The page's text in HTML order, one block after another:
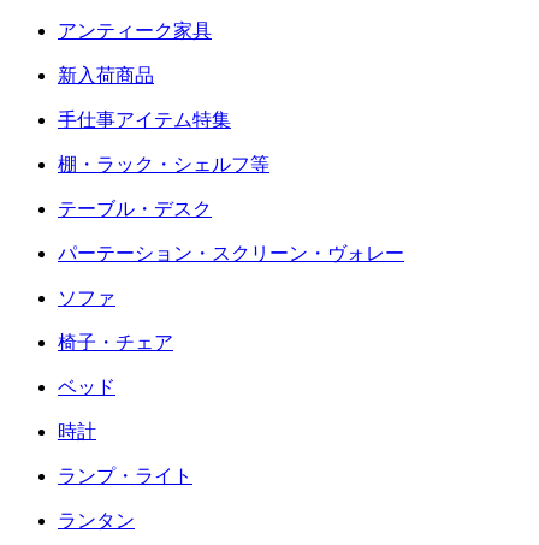
アンティーク家具
新入荷商品
手仕事アイテム特集
棚・ラック・シェルフ等
テーブル・デスク
パーテーション・スクリーン・ヴォレー
ソファ
椅子・チェア
ベッド
時計
ランプ・ライト
ランタン